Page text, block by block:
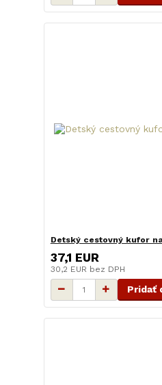
Detský cestovný kufor
37,1 EUR
30,2 EUR bez DPH
Pridať